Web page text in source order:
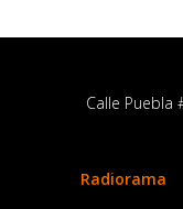
Calle Puebla
Radiorama